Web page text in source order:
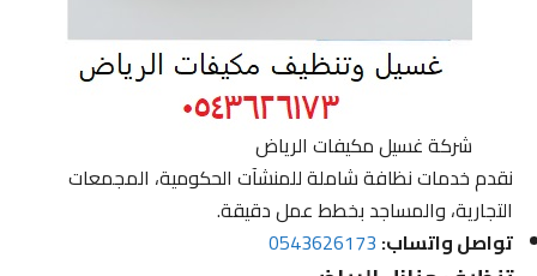
شركة غسيل مكيفات الرياض
نقدم خدمات نظافة شاملة للمنشآت الحكومية، المجمعات
التجارية، والمساجد بخطط عمل دقيقة.
تواصل واتساب:0543626173